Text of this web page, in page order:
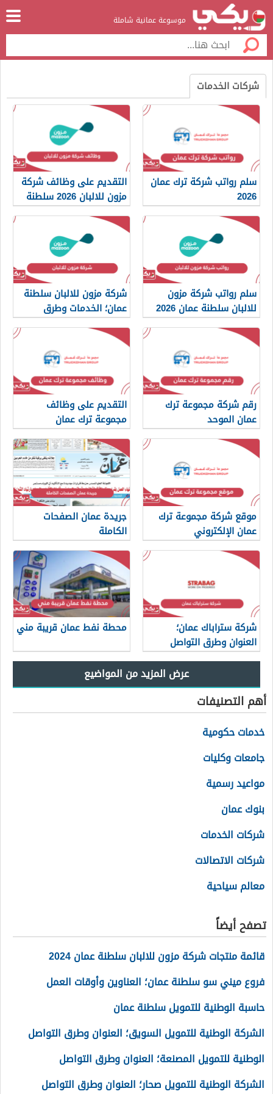
موسوعة عمانية شاملة
شركات الخدمات
سلم رواتب شركة ترك عمان
2026
التقديم على وظائف شركة
مزون للالبان 2026 سلطنة
عمان
سلم رواتب شركة مزون
للالبان سلطنة عمان 2026
شركة مزون للالبان سلطنة
عمان؛ الخدمات وطرق
التواصل
رقم شركة مجموعة ترك
عمان الموحد
التقديم على وظائف
مجموعة ترك عمان
موقع شركة مجموعة ترك
عمان الإلكتروني
جريدة عمان الصفحات
الكاملة
شركة ستراباك عمان؛
العنوان وطرق التواصل
محطة نفط عمان قريبة مني
أهم التصنيفات
خدمات حكومية
جامعات وكليات
مواعيد رسمية
بنوك عمان
شركات الخدمات
شركات الاتصالات
معالم سياحية
تصفح أيضاً
قائمة منتجات شركة مزون للالبان سلطنة عمان 2024
فروع ميني سو سلطنة عمان؛ العناوين وأوقات العمل
حاسبة الوطنية للتمويل سلطنة عمان
الشركة الوطنية للتمويل السويق؛ العنوان وطرق التواصل
الوطنية للتمويل المصنعة؛ العنوان وطرق التواصل
الشركة الوطنية للتمويل صحار؛ العنوان وطرق التواصل